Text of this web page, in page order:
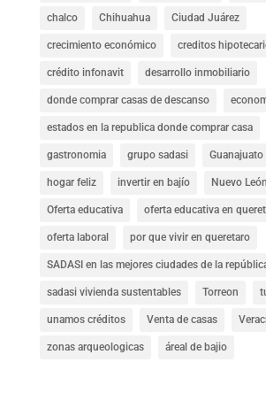
chalco Chihuahua Ciudad Juárez
crecimiento económico creditos
crédito infonavit desarrollo inmobiliario
donde comprar casas de descanso
estados en la republica donde comprar casa
gastronomia grupo sadasi Guanajuato
hogar feliz invertir en bajío Nuevo León
Oferta educativa oferta educativa en
oferta laboral por que vivir en queretaro
SADASI en las mejores ciudades de la
sadasi vivienda sustentables Torreon
unamos créditos Venta de casas
zonas arqueologicas áreal de bajio